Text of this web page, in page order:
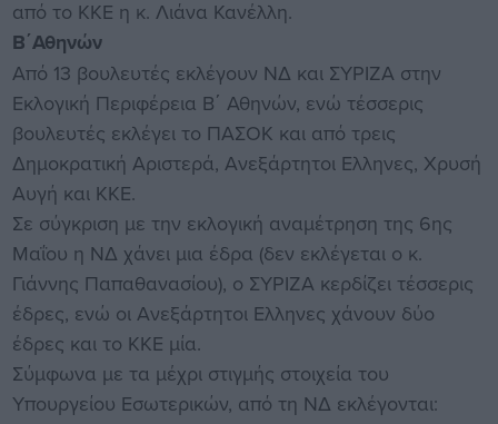
από το ΚΚΕ η κ. Λιάνα Κανέλλη.
Β΄Αθηνών
Από 13 βουλευτές εκλέγουν ΝΔ και ΣΥΡΙΖΑ στην
Εκλογική Περιφέρεια Β΄ Αθηνών, ενώ τέσσερις
βουλευτές εκλέγει το ΠΑΣΟΚ και από τρεις
Δημοκρατική Αριστερά, Ανεξάρτητοι Ελληνες, Χρυσή
Αυγή και ΚΚΕ.
Σε σύγκριση με την εκλογική αναμέτρηση της 6ης
Μαΐου η ΝΔ χάνει μια έδρα (δεν εκλέγεται ο κ.
Γιάννης Παπαθανασίου), ο ΣΥΡΙΖΑ κερδίζει τέσσερις
έδρες, ενώ οι Ανεξάρτητοι Ελληνες χάνουν δύο
έδρες και το ΚΚΕ μία.
Σύμφωνα με τα μέχρι στιγμής στοιχεία του
Υπουργείου Εσωτερικών, από τη ΝΔ εκλέγονται: